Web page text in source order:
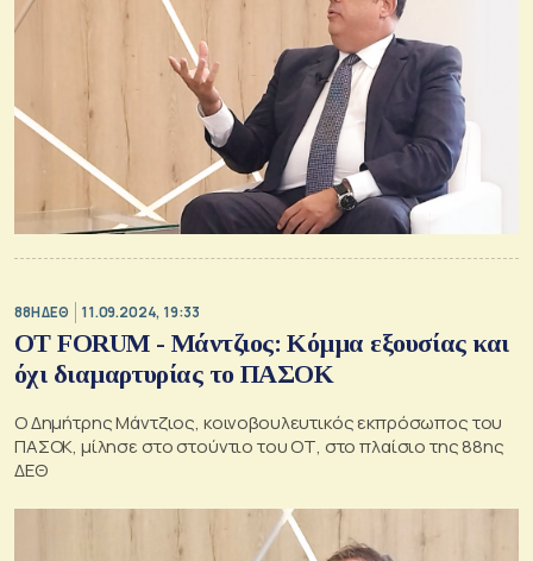
88Η ΔΕΘ 11.09.2024, 19:33
OT FORUM - Μάντζιος: Κόμμα εξουσίας και
όχι διαμαρτυρίας το ΠΑΣΟΚ
Ο Δημήτρης Μάντζιος, κοινοβουλευτικός εκπρόσωπος του
ΠΑΣΟΚ, μίλησε στο στούντιο του ΟΤ, στο πλαίσιο της 88ης
ΔΕΘ